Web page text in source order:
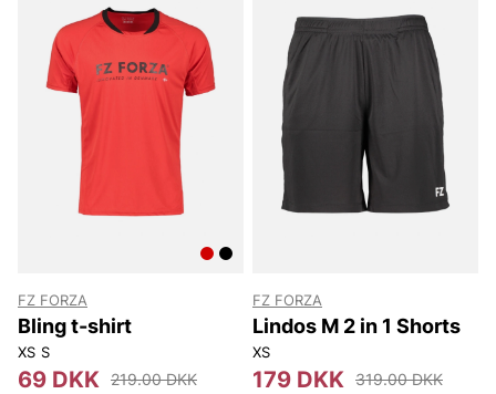
Björn Borg
Replay
Oscar Jacobson
FZ FORZA
Bling t-shirt
XS S
69 DKK 219.00 DKK
FZ FORZA
Lindos M 2 in 1 Shorts
XS
179 DKK 319.00 DKK